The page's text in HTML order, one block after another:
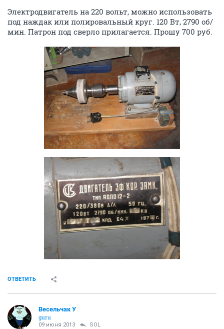
Электродвигатель на 220 вольт, можно использовать
под наждак или полировальный круг. 120 Вт, 2790 об/
мин. Патрон под сверло прилагается. Прошу 700 руб.
ОТВЕТИТЬ
Весельчак У
guru
09 июня 2013 SOL